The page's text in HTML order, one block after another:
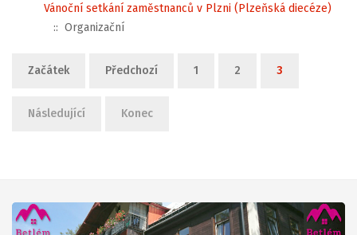
Vánoční setkání zaměstnanců v Plzni (Plzeňská diecéze)
:: Organizační
Začátek Předchozí 1 2 3
Následující Konec